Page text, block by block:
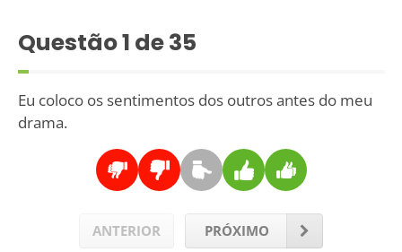
Questão1 de 35
Eu coloco os sentimentos dos outros antes do meu
drama.
ANTERIOR PRÓXIMO